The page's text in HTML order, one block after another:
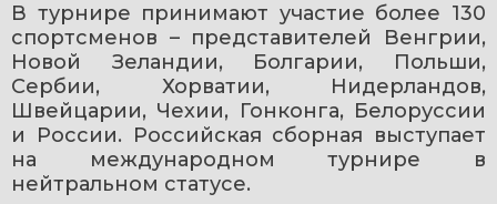
В турнире принимают участие более 130
спортсменов – представителей Венгрии,
Новой Зеландии, Болгарии, Польши,
Сербии, Хорватии, Нидерландов,
Швейцарии, Чехии, Гонконга, Белоруссии
и России. Российская сборная выступает
на международном турнире в
нейтральном статусе.